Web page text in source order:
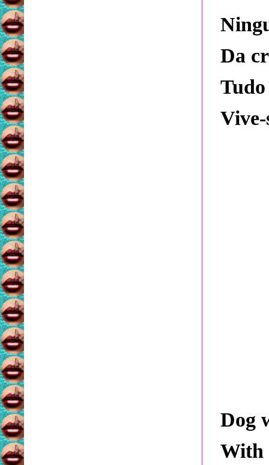
Da
Tudo
Dog
With